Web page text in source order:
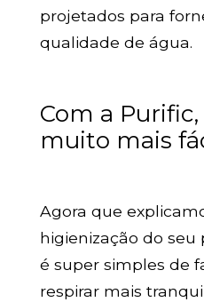
projetados para
qualidade de água.
Com a
muito mais
Agora que
higienização do
é super simples de
respirar mais